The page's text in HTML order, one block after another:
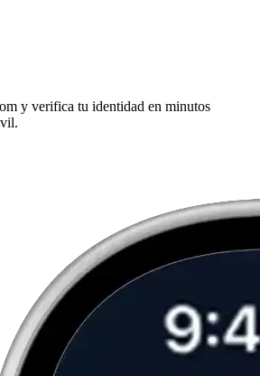
y verifica tu identidad en minutos